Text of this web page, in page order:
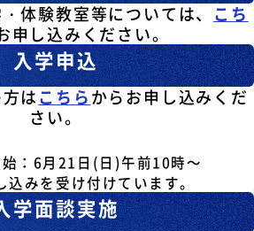
体験教室等については、 こち
申し込みください。
入学申込
はこちらからお申し込みくだ
さい。
：6月21日(日)午前10時～
みを受け付けています。
学面談実施